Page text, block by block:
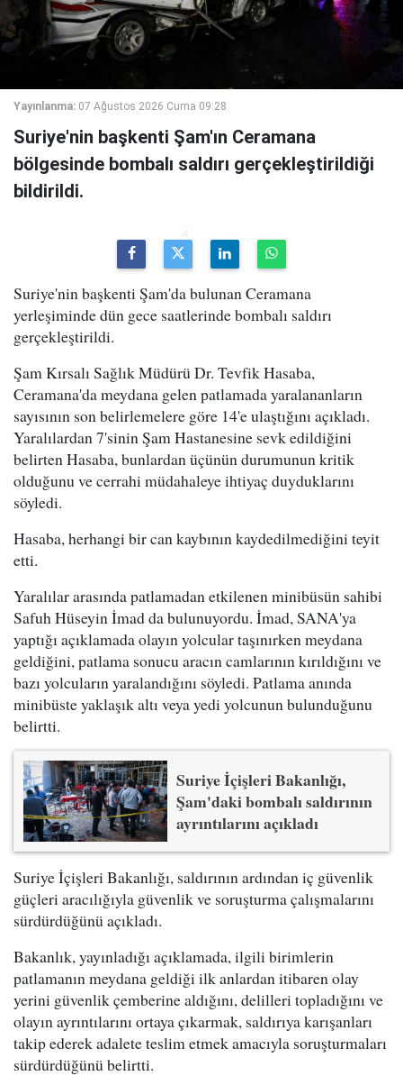
Yayınlanma: 07 Ağustos 2026 Cuma 09:28
Suriye'nin başkenti Şam'ın Ceramana
bölgesinde bombalı saldırı gerçekleştirildiği
bildirildi.
Suriye'nin başkenti Şam'da bulunan Ceramana
yerleşiminde dün gece saatlerinde bombalı saldırı
gerçekleştirildi.
Şam Kırsalı Sağlık Müdürü Dr. Tevfik Hasaba,
Ceramana'da meydana gelen patlamada yaralananların
sayısının son belirlemelere göre 14'e ulaştığını açıkladı.
Yaralılardan 7'sinin Şam Hastanesine sevk edildiğini
belirten Hasaba, bunlardan üçünün durumunun kritik
olduğunu ve cerrahi müdahaleye ihtiyaç duyduklarını
söyledi.
Hasaba, herhangi bir can kaybının kaydedilmediğini teyit
etti.
Yaralılar arasında patlamadan etkilenen minibüsün sahibi
Safuh Hüseyin İmad da bulunuyordu. İmad, SANA'ya
yaptığı açıklamada olayın yolcular taşınırken meydana
geldiğini, patlama sonucu aracın camlarının kırıldığını ve
bazı yolcuların yaralandığını söyledi. Patlama anında
minibüste yaklaşık altı veya yedi yolcunun bulunduğunu
belirtti.
Suriye İçişleri Bakanlığı,
Şam'daki bombalı saldırının
ayrıntılarını açıkladı
Suriye İçişleri Bakanlığı, saldırının ardından iç güvenlik
güçleri aracılığıyla güvenlik ve soruşturma çalışmalarını
sürdürdüğünü açıkladı.
Bakanlık, yayınladığı açıklamada, ilgili birimlerin
patlamanın meydana geldiği ilk anlardan itibaren olay
yerini güvenlik çemberine aldığını, delilleri topladığını ve
olayın ayrıntılarını ortaya çıkarmak, saldırıya karışanları
takip ederek adalete teslim etmek amacıyla soruşturmaları
sürdürdüğünü belirtti.